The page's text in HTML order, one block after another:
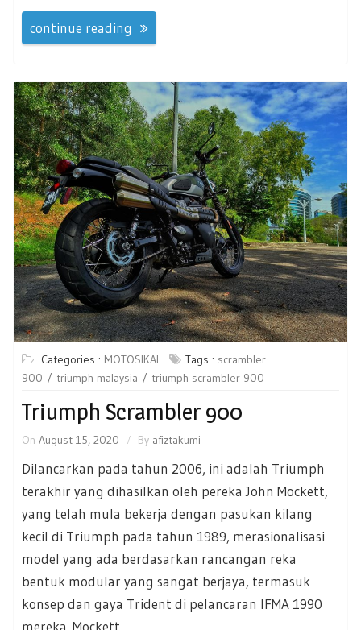
continue reading
Categories : MOTOSIKAL Tags : scrambler
900
triumph malaysia triumph scrambler 900
Triumph Scrambler 900
On August 15, 2020 By afiztakumi
Dilancarkan pada tahun 2006, ini adalah Triumph
terakhir yang dihasilkan oleh pereka John Mockett,
yang telah mula bekerja dengan pasukan kilang
kecil di Triumph pada tahun 1989, merasionalisasi
model yang ada berdasarkan rancangan reka
bentuk modular yang sangat berjaya, termasuk
konsep dan gaya Trident di pelancaran IFMA 1990
mereka. Mockett